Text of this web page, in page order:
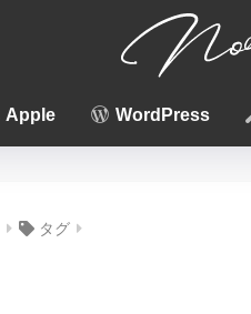
Apple WordPress
タグ